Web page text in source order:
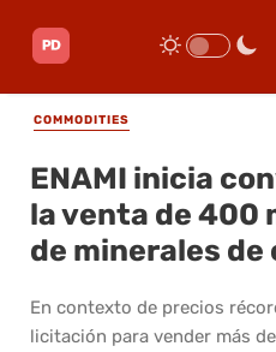
COMMODITIES
ENAMI inicia
la venta de 400
de minerales de
En contexto de precios
licitación para vender más